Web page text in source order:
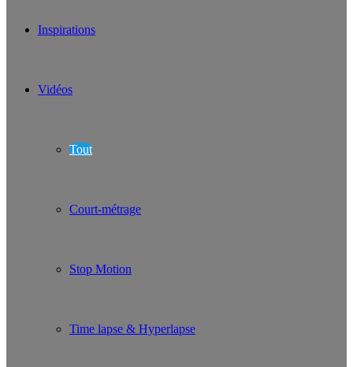
Inspirations
Vidéos
Tout
Court-métrage
Stop Motion
Time lapse & Hyperlapse